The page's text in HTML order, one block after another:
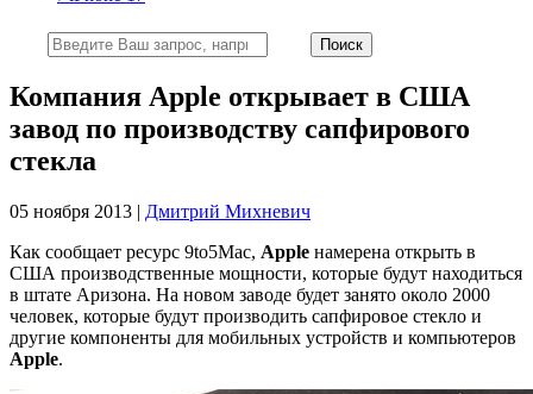
Компания Apple открывает в США
завод по производству сапфирового
стекла
05 ноября 2013 | Дмитрий Михневич
Как сообщает ресурс 9to5Mac, Apple намерена открыть в
США производственные мощности, которые будут находиться
в штате Аризона. На новом заводе будет занято около 2000
человек, которые будут производить сапфировое стекло и
другие компоненты для мобильных устройств и компьютеров
Apple.